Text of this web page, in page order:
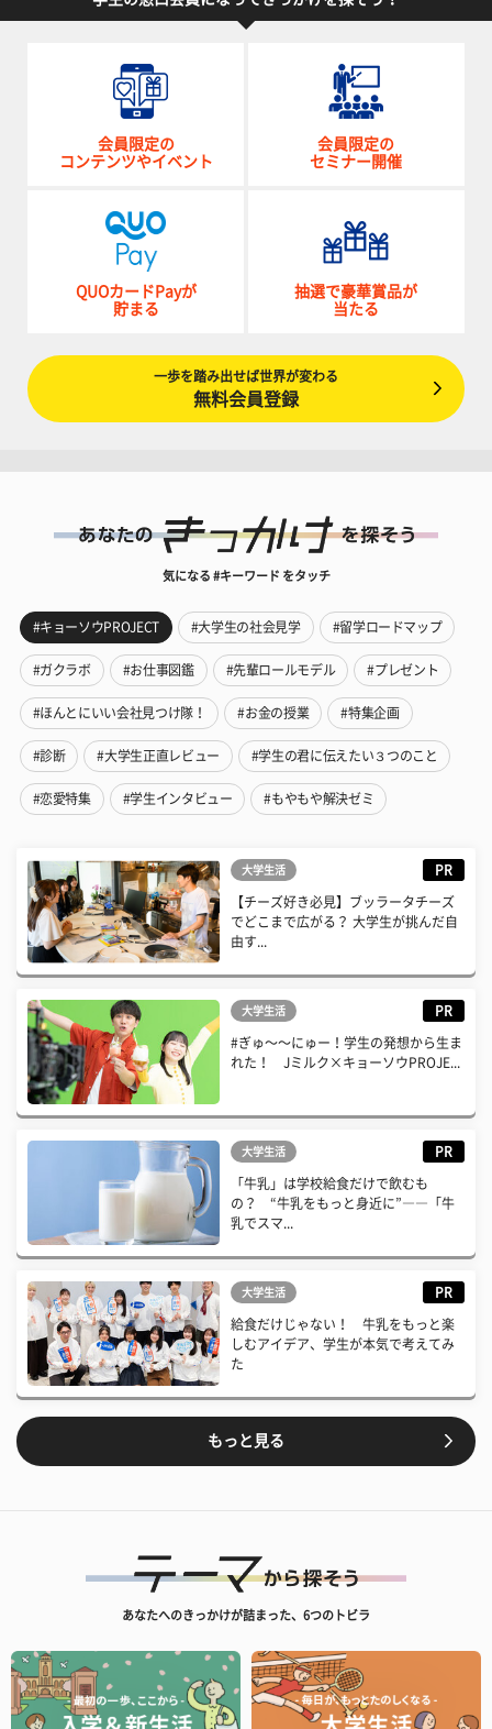
会員限定の
コンテンツやイベント
会員限定の
セミナー開催
QUOカードPayが
貯まる
抽選で豪華賞品が
当たる
一歩を踏み出せば世界が変わる
無料会員登録
気になる #キーワード をタッチ
#キョーソウPROJECT #大学生の社会見学 #留学ロードマップ
#ガクラボ #お仕事図鑑 #先輩ロールモデル #プレゼント
#ほんとにいい会社見つけ隊！ #お金の授業 #特集企画
#診断 #大学生正直レビュー #学生の君に伝えたい３つのこと
#恋愛特集 #学生インタビュー #もやもや解決ゼミ
大学生活 PR
【チーズ好き必見】ブッラータチーズ
でどこまで広がる？ 大学生が挑んだ自
由す...
大学生活 PR
#ぎゅ〜〜にゅー！学生の発想から生ま
れた！ Jミルク×キョーソウPROJE...
大学生活 PR
「牛乳」は学校給食だけで飲むも
の？ “牛乳をもっと身近に”――「牛
乳でスマ...
大学生活 PR
給食だけじゃない！ 牛乳をもっと楽
しむアイデア、学生が本気で考えてみ
た
もっと見る
あなたへのきっかけが詰まった、6つのトビラ